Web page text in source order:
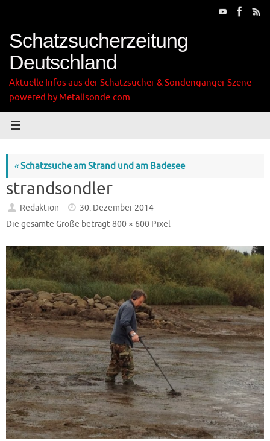
Inhalt
springen
Schatzsucherzeitung
Deutschland
Aktuelle Infos aus der Schatzsucher & Sondengänger Szene -
powered by Metallsonde.com
«Schatzsuche am Strand und am Badesee
strandsondler
Redaktion
30. Dezember 2014
Die gesamte Größe beträgt800 × 600 Pixel